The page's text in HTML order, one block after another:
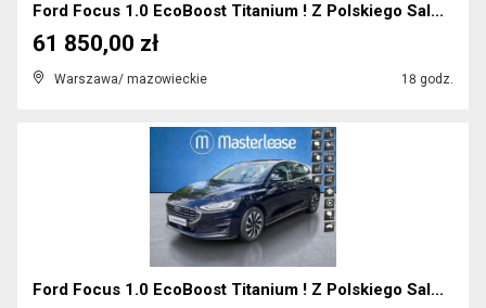
Ford Focus 1.0 EcoBoost Titanium ! Z Polskiego Sal...
Warszawa/ mazowieckie 18 godz.
61 850,00 zł
Ford Focus 1.0 EcoBoost Titanium ! Z Polskiego Sal...